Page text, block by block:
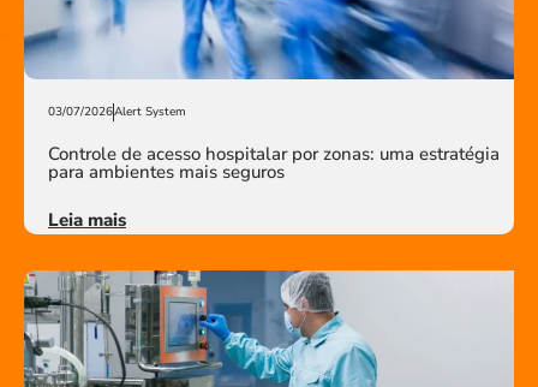
03/07/2026Alert System
Controle de acesso hospitalar por zonas: uma estratégia
para ambientes mais seguros
Leia mais